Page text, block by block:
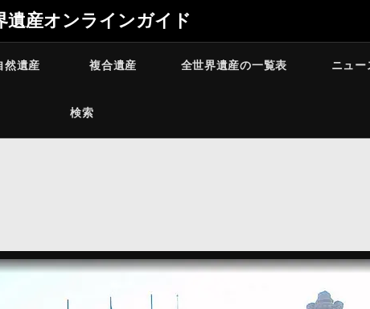
遺産オンラインガイド
然遺産 複合遺産 全世界遺産の一覧表 ニュー
検索